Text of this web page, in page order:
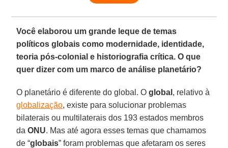
Você elaborou um grande leque de temas
políticos globais como modernidade, identidade,
teoria pós-colonial e historiografia crítica. O que
quer dizer com um marco de análise planetário?
O planetário é diferente do global. Oglobal , relativo à
globalização, existe para solucionar problemas
bilaterais ou multilaterais dos 193 estados membros
daONU. Mas até agora esses temas que chamamos
de “globais” foram problemas que afetaram os seres